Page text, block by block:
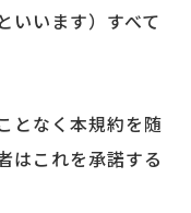
いいます）すべて
となく本規約を随
はこれを承諾する